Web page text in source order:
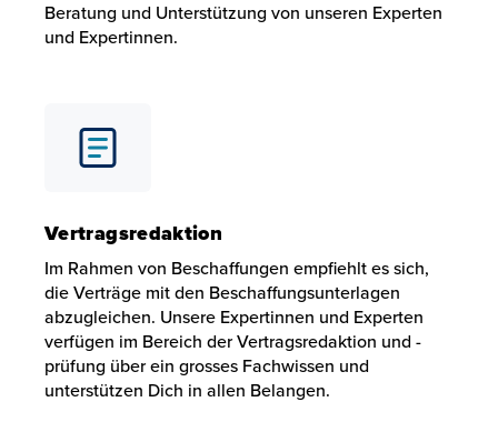
Beratung und Unterstützung von unseren Experten
und Expertinnen.
Bei der Erstellung von technischen Spezifikationen,
Vertragsredaktion
Im Rahmen von Beschaffungen empfiehlt es sich,
die Verträge mit den Beschaffungsunterlagen
abzugleichen. Unsere Expertinnen und Experten
verfügen im Bereich der Vertragsredaktion und -
prüfung über ein grosses Fachwissen und
unterstützen Dich in allen Belangen.